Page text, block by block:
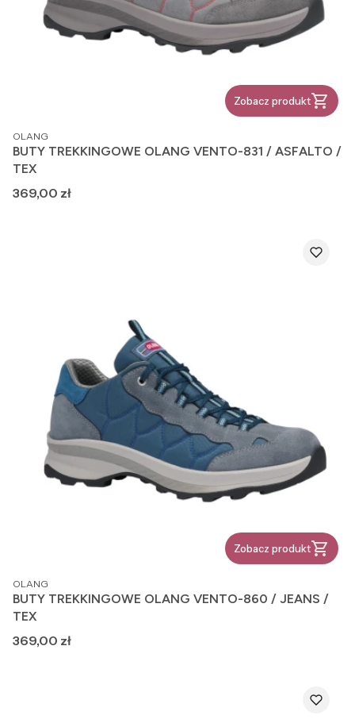
Zobacz produkt
PRODUCENT
OLANG
BUTY TREKKINGOWE OLANG VENTO-831 / ASFALTO /
TEX
Cena
369,00 zł
Zobacz produkt
PRODUCENT
OLANG
BUTY TREKKINGOWE OLANG VENTO-860 / JEANS /
TEX
Cena
369,00 zł